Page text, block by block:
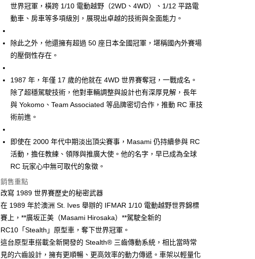
國泰世華商業銀行
兆豐國際商業銀行
臺灣中小企業銀行
台中商業銀行
聯邦商業銀行
遠東國際商業銀行
元大商業銀行
台灣樂天信用卡公司
華南商業銀行
彰化商業銀行
上海商業儲蓄銀行
台北富邦商業銀行
匯豐（台灣）商業銀行
華泰商業銀行
聯邦商業銀行
玉山商業銀行
星展（台灣）商業銀行
台灣樂天信用卡公司
合作金庫商業銀行
第一商業銀行
華南商業銀行
彰化商業銀行
國泰世華商業銀行
兆豐國際商業銀行
匯豐（台灣）商業銀行
元大商業銀行
永豐商業銀行
玉山商業銀行
星展（台灣）商業銀行
台新國際商業銀行
中國信託商業銀行
24 期 0 利率 每期NT$562 20家銀行
合作金庫商業銀行
第一商業銀行
上海商業儲蓄銀行
台北富邦商業銀行
兆豐國際商業銀行
遠東國際商業銀行
元大商業銀行
永豐商業銀行
玉山商業銀行
星展（台灣）商業銀行
台新國際商業銀行
中國信託商業銀行
Apple Pay
街口支付
悠遊付
運送方式
宅配
每筆NT$100，滿NT$2,000(含以上)免運費
世界冠軍，橫跨 1/10 電動越野（2WD、4WD）、1/12 平路電
動車、房車等多項級別，展現出卓越的技術與全面能力。
除此之外，他還擁有超過 50 座日本全國冠軍，堪稱國內外賽場
的壓倒性存在。
1987 年，年僅 17 歲的他就在 4WD 世界賽奪冠，一戰成名。
除了超穩駕駛技術，他對車輛調整與設計也有深厚見解，長年
與 Yokomo、Team Associated 等品牌密切合作，推動 RC 車技
術前進。
即使在 2000 年代中期淡出頂尖賽事，Masami 仍持續參與 RC
活動，擔任教練、領隊與推廣大使。他的名字，早已成為全球
RC 玩家心中無可取代的象徵。
銷售重點
改寫 1989 世界賽歷史的秘密武器
在 1989 年於澳洲 St. Ives 舉辦的 IFMAR 1/10 電動越野世界錦標
賽上，**廣坂正美（Masami Hirosaka）**駕駛全新的
RC10「Stealth」原型車，奪下世界冠軍。
這台原型車搭載全新開發的 Stealth® 三齒傳動系統，相比當時常
見的六齒設計，擁有更順暢、更高效率的動力傳遞。車架以輕量化